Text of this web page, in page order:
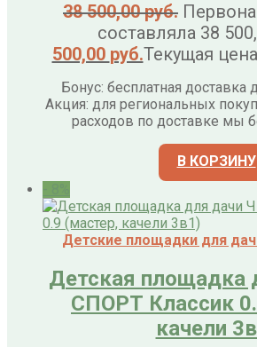
38 500,00руб.
составляла 38
500,00 руб.Текущая
Бонус: бесплатная
Акция: для региональных
расходов по доставке мы
В КОРЗИНУ
Детские площадки для
Детская площадка
СПОРТ Классик
качели